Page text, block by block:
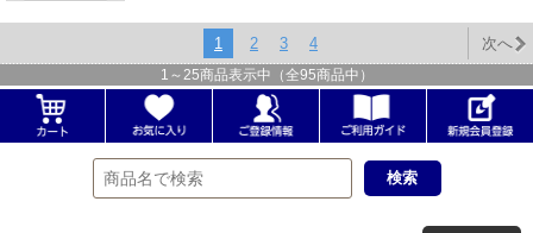
1 2 3 4 次へ
1 ～ 25商品表示中（全95商品中）